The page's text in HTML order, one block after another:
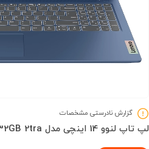
گزارش نادرستی مشخصات
لپ تاپ لنوو 14 اینچی مدل Thinkbook 14 i7 13700H 32GB 2tra -کاستوم شده